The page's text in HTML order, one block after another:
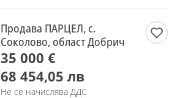
Продава ПАРЦЕЛ, с.
Соколово, област Добрич
35 000 €
68 454,05 лв
Не се начислява ДДС